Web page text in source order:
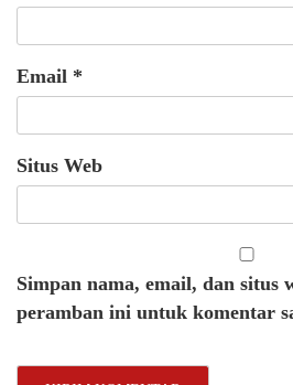
Email *
Situs Web
Simpan nama, email, dan situs
peramban ini untuk komentar